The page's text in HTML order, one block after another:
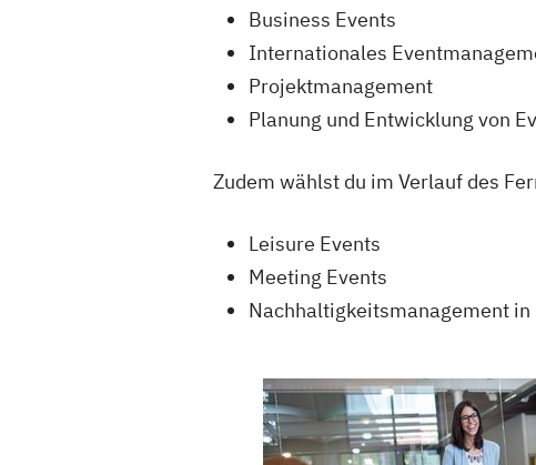
Business Events
Internationales
Projektmanagement
Planung und Entwicklung von
Zudem wählst du im Verlauf des
Leisure Events
Meeting Events
Nachhaltigkeitsmanagement